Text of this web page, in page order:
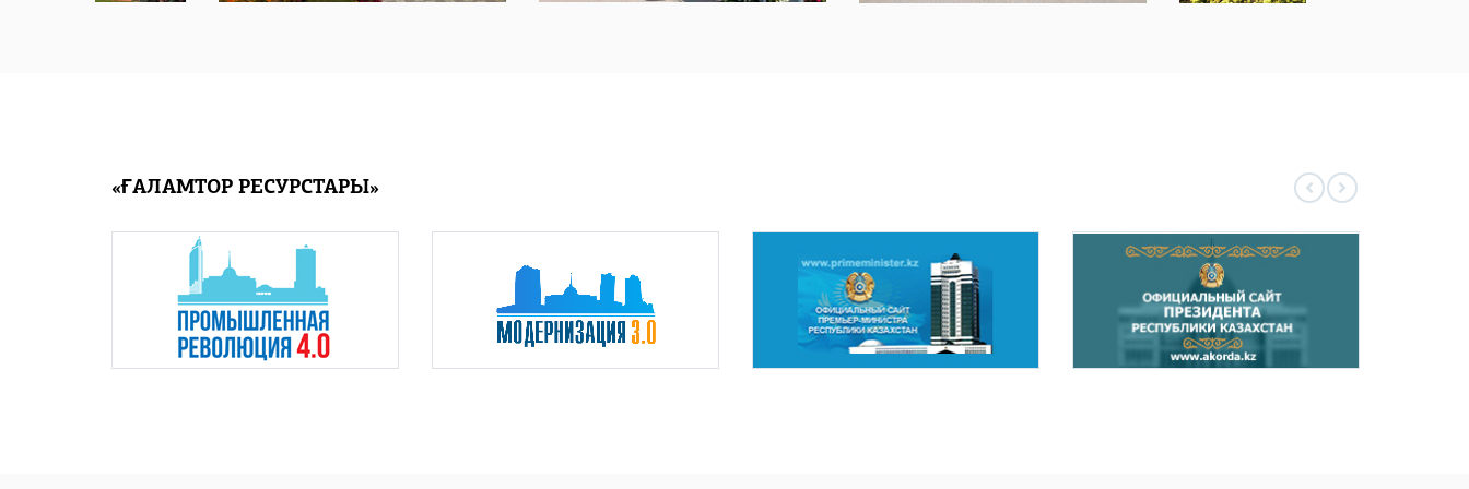
«ҒАЛАМТОР РЕСУРСТАРЫ»